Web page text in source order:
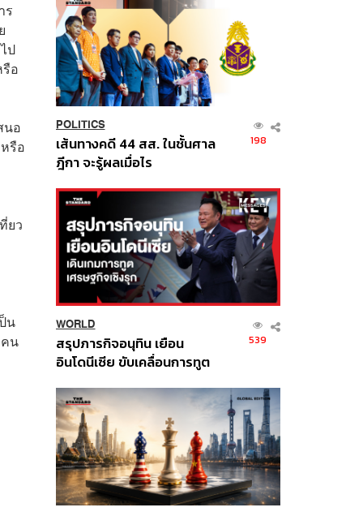
ร
ป
อ
นอ
รือ
ยว
น
คน
POLITICS
เส้นทางคดี 44 สส. ในชั้นศาล
ฎีกา จะรู้ผลเมื่อไร
198
WORLD
สรุปภารกิจอนุทิน เยือน
อินโดนีเซีย ขับเคลื่อนการทูต
ส่วนยุทธศาสตร์ไทย –
อินโดนีเซีย
539